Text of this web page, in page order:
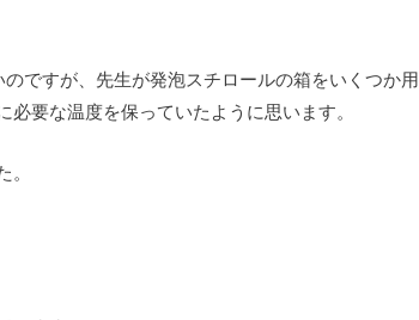
ですが、先生が発泡スチロールの箱をいくつか用
要な温度を保っていたように思います。